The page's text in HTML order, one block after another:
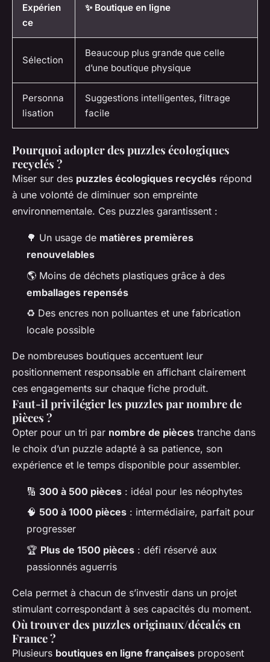
Expérien
ce
✨ Boutique en ligne
Sélection
Beaucoup plus grande que celle
d’une boutique physique
Personna
lisation
Suggestions intelligentes, filtrage
facile
Pourquoi adopter des puzzles écologiques
recyclés ?
Miser sur des puzzles écologiques recyclés répond
à une volonté de diminuer son empreinte
environnementale. Ces puzzles garantissent :
🌳 Un usage de matières premières
renouvelables
🌎 Moins de déchets plastiques grâce à des
emballages repensés
♻️ Des encres non polluantes et une fabrication
locale possible
De nombreuses boutiques accentuent leur
positionnement responsable en affichant clairement
ces engagements sur chaque fiche produit.
Faut-il privilégier les puzzles par nombre de
pièces ?
Opter pour un tri par nombre de pièces tranche dans
le choix d’un puzzle adapté à sa patience, son
expérience et le temps disponible pour assembler.
🔢 300 à 500 pièces : idéal pour les néophytes
🧠 500 à 1000 pièces : intermédiaire, parfait pour
progresser
🏆 Plus de 1500 pièces : défi réservé aux
passionnés aguerris
Cela permet à chacun de s’investir dans un projet
stimulant correspondant à ses capacités du moment.
Où trouver des puzzles originaux/décalés en
France ?
Plusieurs boutiques en ligne françaises proposent